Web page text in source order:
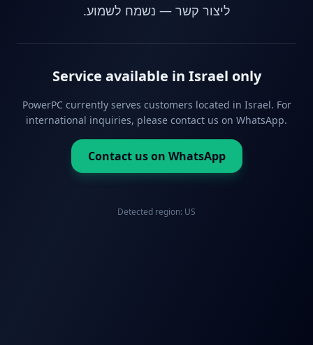
ליצור קשר — נשמח לשמוע.
Service available in Israel only
PowerPC currently serves customers located in Israel. For
international inquiries, please contact us on WhatsApp.
Contact us on WhatsApp
Detected region: US